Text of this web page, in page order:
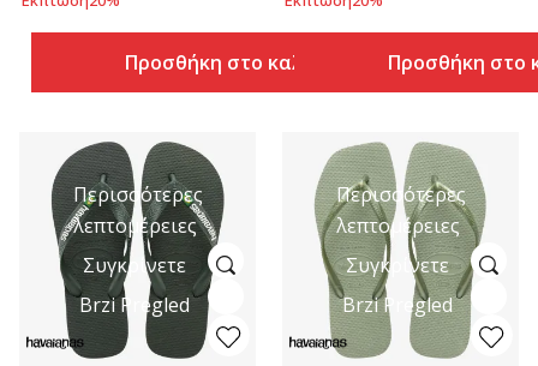
Προσθήκη στο καλάθι Προσθήκη στο
Περισσότερες
λεπτομέρειες
Συγκρίνετε
Brzi Pregled
Περισσότερες
λεπτομέρειες
Συγκρίνετε
Brzi Pregled